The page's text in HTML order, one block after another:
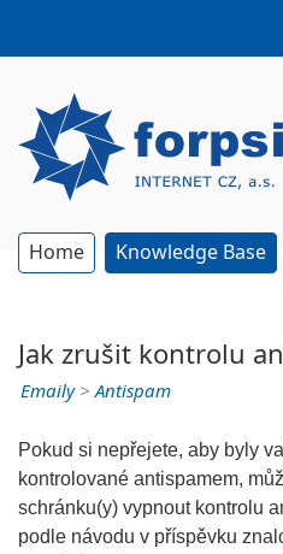
Home Knowledge Base
Jak zrušit kontrolu
Emaily>Antispam
Pokud si nepřejete, aby byly
kontrolované antispamem,
schránku(y) vypnout kontrolu
podle návodu v příspěvku